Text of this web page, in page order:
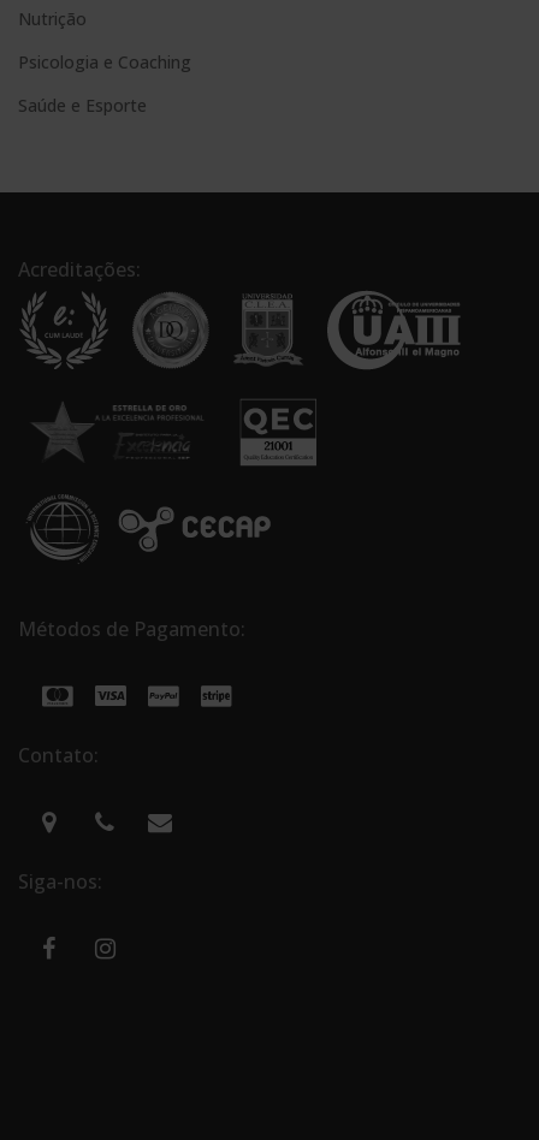
Nutrição
Psicologia e Coaching
Saúde e Esporte
Acreditações:
Métodos de Pagamento:
Contato:
Siga-nos: